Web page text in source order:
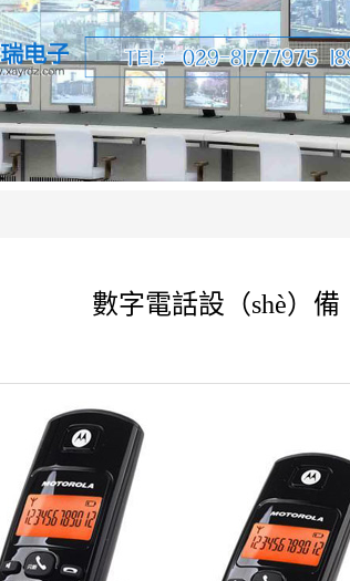
數字電話設（shè）備